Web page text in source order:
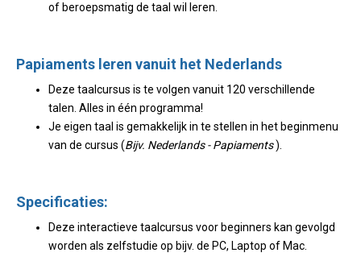
of beroepsmatig de taal wil leren.
Papiaments leren vanuit het Nederlands
Deze taalcursus is te volgen vanuit 120 verschillende
talen. Alles in één programma!
Je eigen taal is gemakkelijk in te stellen in het beginmenu
van de cursus (Bijv. Nederlands - Papiaments).
Specificaties:
Deze interactieve taalcursus voor beginners kan gevolgd
worden als zelfstudie op bijv. de PC, Laptop of Mac.